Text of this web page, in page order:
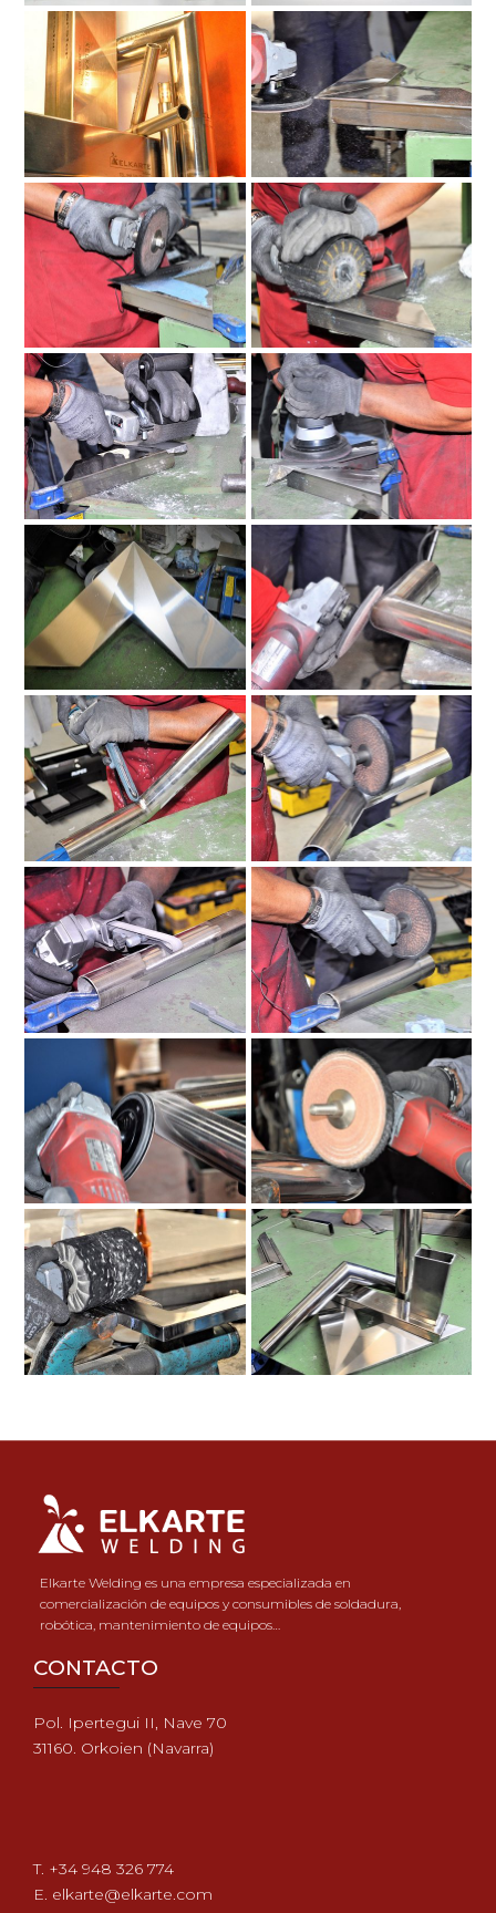
Elkarte Welding es una empresa especializada en
comercialización de equipos y consumibles de soldadura,
robótica, mantenimiento de equipos…
CONTACTO
Pol. Ipertegui II, Nave 70
31160. Orkoien (Navarra)
T. +34 948 326 774
E. elkarte@elkarte.com